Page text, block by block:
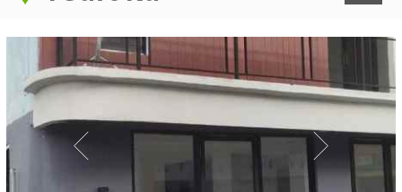
Untuk hasil simulasi
pada kotak-